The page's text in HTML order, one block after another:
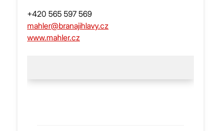
+420 565 597 569
mahler@branajihlavy.cz
www.mahler.cz